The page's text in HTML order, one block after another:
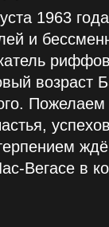
1963
и
возраст
Вегасе в